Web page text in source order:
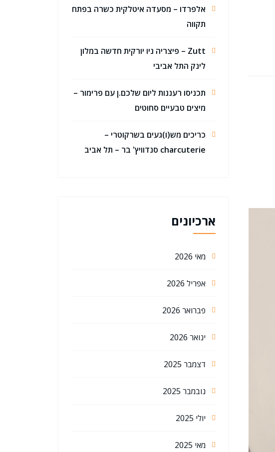
אלפרדו – מסעדה איטלקית כשרה בפתח
תקווה
Zutt – פיצריה ניו יורקית חדשה במלון
לינק התל אביבי
תכניסו רעננות ליום שלכם.ן עם פרימור –
מיצים טבעיים סחוטים
כריכים מש(ו)געים בשרקוטרי –
charcuterie סנדוויץ' בר – תל אביב
ארכיונים
מאי 2026
אפריל 2026
פברואר 2026
ינואר 2026
דצמבר 2025
נובמבר 2025
יולי 2025
מאי 2025